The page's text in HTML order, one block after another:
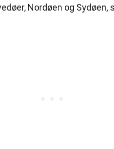
Nordøen og Sydøen,